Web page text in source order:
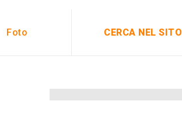
Foto CERCA NEL SITO